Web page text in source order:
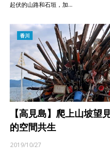
起伏的山路和石垣，加…
香川
【高見島】爬上山坡
的空間共生
2019/10/27